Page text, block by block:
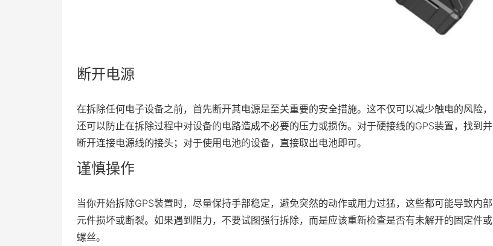
断开电源
在拆除任何电子设备之前，首先断开其电源是至关重要的安全措施。这不仅可以减少触电的风险，
还可以防止在拆除过程中对设备的电路造成不必要的压力或损伤。对于硬接线的GPS装置，找到并
断开连接电源线的接头；对于使用电池的设备，直接取出电池即可。
谨慎操作
当你开始拆除GPS装置时，尽量保持手部稳定，避免突然的动作或用力过猛，这些都可能导致内部
元件损坏或断裂。如果遇到阻力，不要试图强行拆除，而是应该重新检查是否有未解开的固定件或
螺丝。